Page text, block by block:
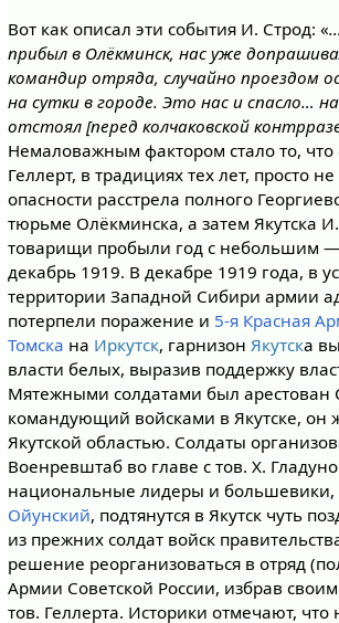
Вот как описал эти события И. Строд: «
прибыл в Олёкминск, нас уже
командир отряда, случайно проездом
на сутки в городе. Это нас и спасло…
отстоял [перед колчаковской
Немаловажным фактором стало то, что
Геллерт, в традициях тех лет, просто
опасности расстрела полного
тюрьме Олёкминска, а затем Якутска
товарищи пробыли год с небольшим —
декабрь 1919. В декабре 1919 года, в
территории Западной Сибири армии
потерпели поражение и 5-я Красная
Томска на Иркутск, гарнизон Якутска
власти белых, выразив поддержку
Мятежными солдатами был арестован
командующий войсками в Якутске,
Якутской областью. Солдаты
Военревштаб во главе с тов. Х.
национальные лидеры и большевики,
Ойунский, подтянутся в Якутск чуть
из прежних солдат войск
решение реорганизоваться в отряд
Армии Советской России, избрав
тов. Геллерта. Историки отмечают, что